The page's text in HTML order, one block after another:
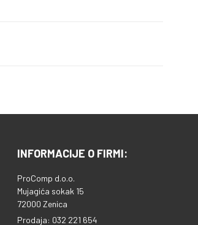
INFORMACIJE O FIRMI:
ProComp d.o.o.
Mujagića sokak 15
72000 Zenica
Prodaja: 032 221 654